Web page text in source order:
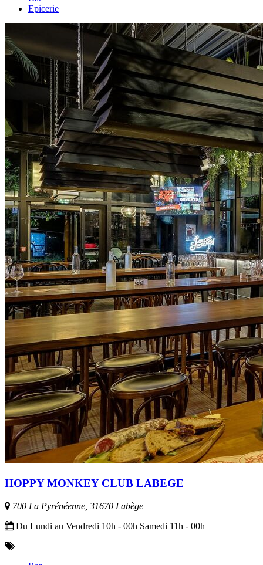
Epicerie
HOPPY MONKEY CLUB LABEGE
700 La Pyrénéenne, 31670 Labège
Du Lundi au Vendredi 10h - 00h Samedi 11h - 00h